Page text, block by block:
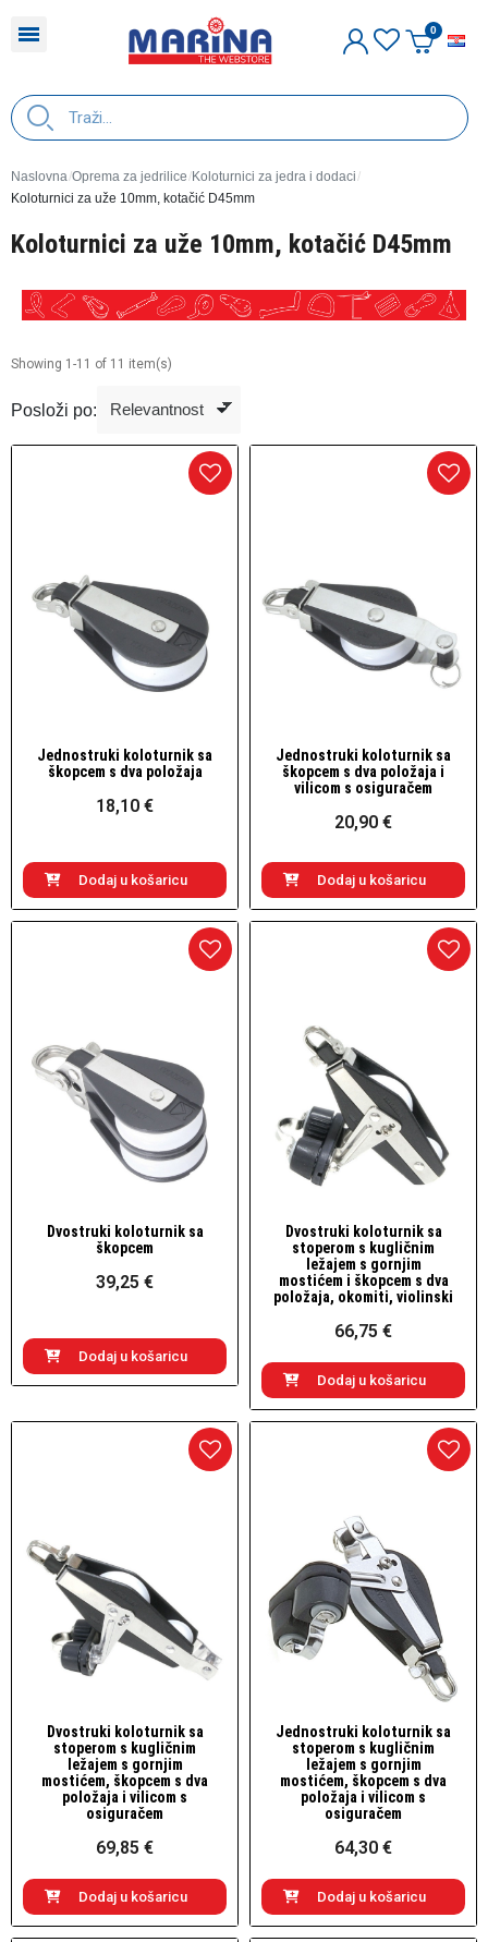
Naslovna Oprema za jedrilice Koloturnici za jedra i dodaci
Koloturnici za uže 10mm, kotačić D45mm
Koloturnici za uže 10mm, kotačić D45mm
Showing 1-11 of 11 item(s)
Posloži po:
Brzi pogled
Jednostruki koloturnik sa
škopcem s dva položaja
18,10 €
Dodaj u košaricu
Brzi pogled
Jednostruki koloturnik sa
škopcem s dva položaja i
vilicom s osiguračem
20,90 €
Dodaj u košaricu
Brzi pogled
Dvostruki koloturnik sa
škopcem
39,25 €
Dodaj u košaricu
Brzi pogled
Dvostruki koloturnik sa
stoperom s kugličnim
ležajem s gornjim
mostićem i škopcem s dva
položaja, okomiti, violinski
66,75 €
Dodaj u košaricu
Brzi pogled
Dvostruki koloturnik sa
stoperom s kugličnim
ležajem s gornjim
mostićem, škopcem s dva
položaja i vilicom s
osiguračem
69,85 €
Dodaj u košaricu
Brzi pogled
Jednostruki koloturnik sa
stoperom s kugličnim
ležajem s gornjim
mostićem, škopcem s dva
položaja i vilicom s
osiguračem
64,30 €
Dodaj u košaricu